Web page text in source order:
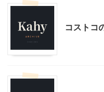
コストコ